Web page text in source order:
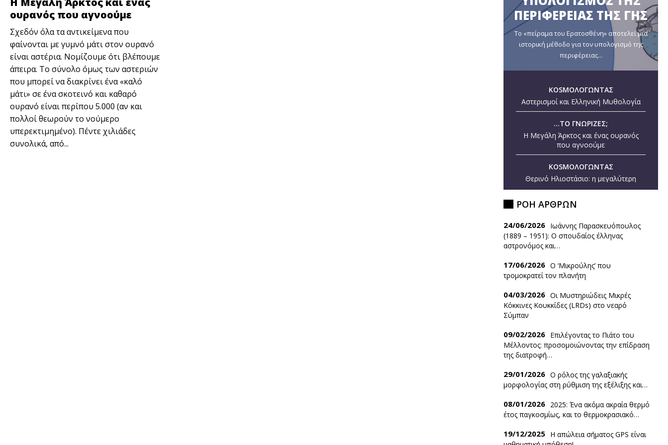
ουρανός που αγνοούμε
Σχεδόν όλα τα αντικείμενα που
φαίνονται με γυμνό μάτι στον ουρανό
είναι αστέρια. Νομίζουμε ότι βλέπουμε
άπειρα. Το σύνολο όμως των αστεριών
που μπορεί να διακρίνει ένα «καλό
μάτι» σε ένα σκοτεινό και καθαρό
ουρανό είναι περίπου 5.000 (αν και
πολλοί θεωρούν το νούμερο
υπερεκτιμημένο). Πέντε χιλιάδες
συνολικά, από...
ΠΕΡΙΦΕΡΕΙΑΣ ΤΗΣ ΓΗΣ
Το «πείραμα του Ερατοσθένη» αποτελεί μια
ιστορική μέθοδο για τον υπολογισμό της
περιφέρειας...
KOSMOΛΟΓΩΝΤΑΣ
Αστερισμοί και Ελληνική Μυθολογία
...ΤΟ ΓΝΩΡΙΖΕΣ;
Η Μεγάλη Άρκτος και ένας ουρανός
που αγνοούμε
KOSMOΛΟΓΩΝΤΑΣ
Θερινό Ηλιοστάσιο: η μεγαλύτερη
ημέρα του έτους
ΡΟΗ ΑΡΘΡΩΝ
24/06/2026 Ιωάννης Παρασκευόπουλος
(1889 – 1951): O σπουδαίος έλληνας
αστρονόμος και…
17/06/2026 Ο ‘Mικρούλης’ που
τρομοκρατεί τον πλανήτη
04/03/2026 Οι Μυστηριώδεις Μικρές
Κόκκινες Κουκκίδες (LRDs) στο νεαρό
Σύμπαν
09/02/2026 Επιλέγοντας το Πιάτο του
Μέλλοντος: προσομοιώνοντας την επίδραση
της διατροφή…
29/01/2026 Ο ρόλος της γαλαξιακής
μορφολογίας στη ρύθμιση της εξέλιξης και…
08/01/2026 2025: Ένα ακόμα ακραία θερμό
έτος παγκοσμίως, και το θερμοκρασιακό…
19/12/2025 Η απώλεια σήματος GPS είναι